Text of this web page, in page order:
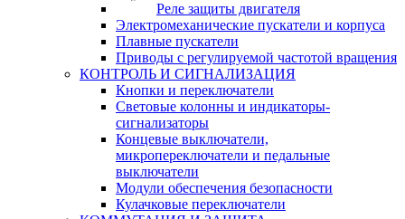
Реле защиты двигателя
Электромеханические пускатели и корпуса
Плавные пускатели
Приводы с регулируемой частотой вращения
КОНТРОЛЬ И СИГНАЛИЗАЦИЯ
Кнопки и переключатели
Световые колонны и индикаторы-
сигнализаторы
Концевые выключатели,
микропереключатели и педальные
выключатели
Модули обеспечения безопасности
Кулачковые переключатели